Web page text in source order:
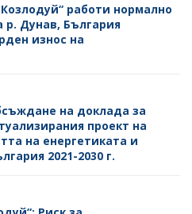
работи нормално
р. Дунав, България
износ на
на доклада за
проект на
на енергетиката и
2021-2030 г.